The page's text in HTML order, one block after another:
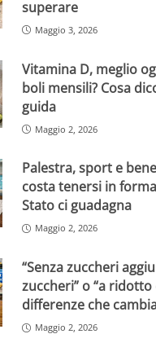
superare
Maggio 3, 2026
Vitamina D, meglio
boli mensili? Cosa
guida
Maggio 2, 2026
Palestra, sport e
costa tenersi in
Stato ci guadagna
Maggio 2, 2026
“Senza zuccheri
zuccheri” o “a
differenze che
Maggio 2, 2026